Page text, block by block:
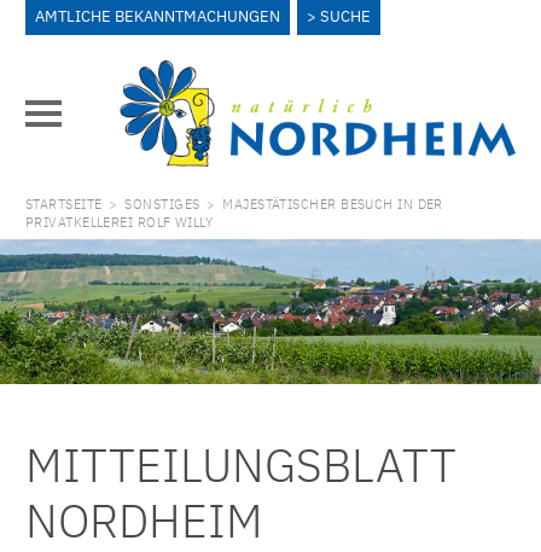
AMTLICHE BEKANNTMACHUNGEN SUCHE
STARTSEITE > SONSTIGES > MAJESTÄTISCHER BESUCH IN DER
PRIVATKELLEREI ROLF WILLY
MITTEILUNGSBLATT
NORDHEIM